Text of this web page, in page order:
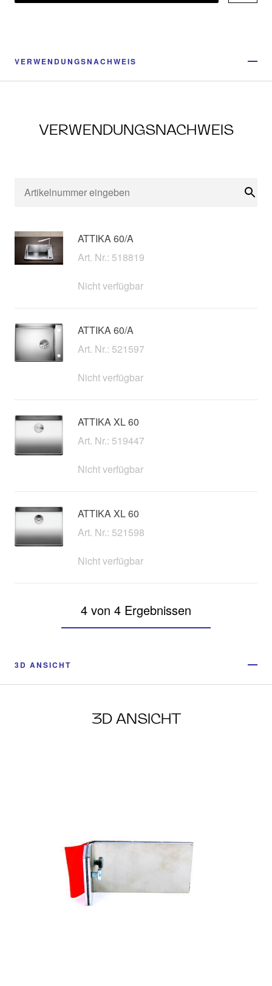
VERWENDUNGSNACHWEIS
VERWENDUNGSNACHWEIS
ATTIKA 60/A
Art. Nr.: 518819
Nicht verfügbar
ATTIKA 60/A
Art. Nr.: 521597
Nicht verfügbar
ATTIKA XL 60
Art. Nr.: 519447
Nicht verfügbar
ATTIKA XL 60
Art. Nr.: 521598
Nicht verfügbar
4 von 4 Ergebnissen
3D ANSICHT
3D ANSICHT